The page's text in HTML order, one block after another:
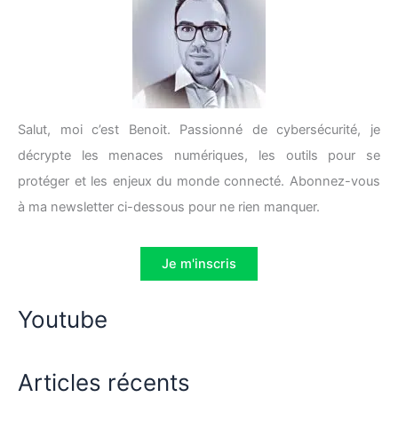
Salut, moi c’est Benoit. Passionné de cybersécurité, je
décrypte les menaces numériques, les outils pour se
protéger et les enjeux du monde connecté. Abonnez-vous
à ma newsletter ci-dessous pour ne rien manquer.
Je m'inscris
Youtube
Articles récents